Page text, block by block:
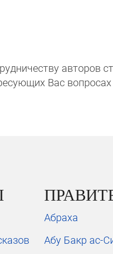
авторов
Вас
Абраха
Абу Бакр ас-